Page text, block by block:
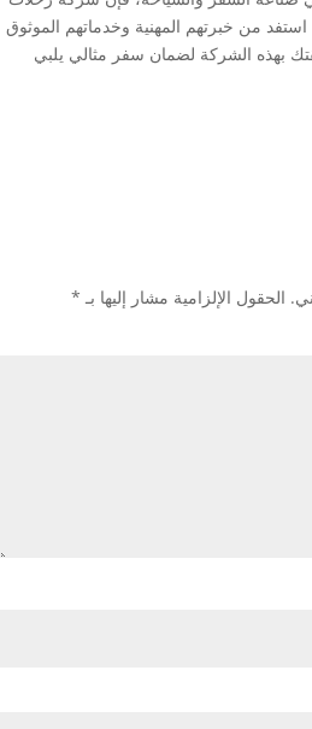
من خبرتهم المهنية وخدماتهم الموثوق
بهذه الشركة لضمان سفر مثالي يلبي
الحقول الإلزامية مشار إليها بـ *